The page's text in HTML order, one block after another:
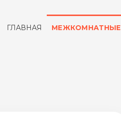
ГЛАВНАЯ МЕЖКОМНАТНЫЕ